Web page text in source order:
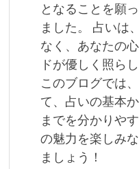
となることを願
ました。 占いは
なく、あなたの
ドが優しく照ら
このブログでは
て、占いの基本
までを分かりや
の魅力を楽しみ
ましょう！